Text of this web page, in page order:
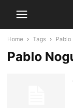
Home Tags Pablo
Pablo